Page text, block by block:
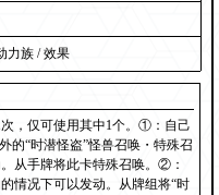
力族 / 效果
，仅可使用其中1个。①：自己
的“时潜怪盗”怪兽召唤・特殊召
从手牌将此卡特殊召唤。②：
情况下可以发动。从牌组将“时